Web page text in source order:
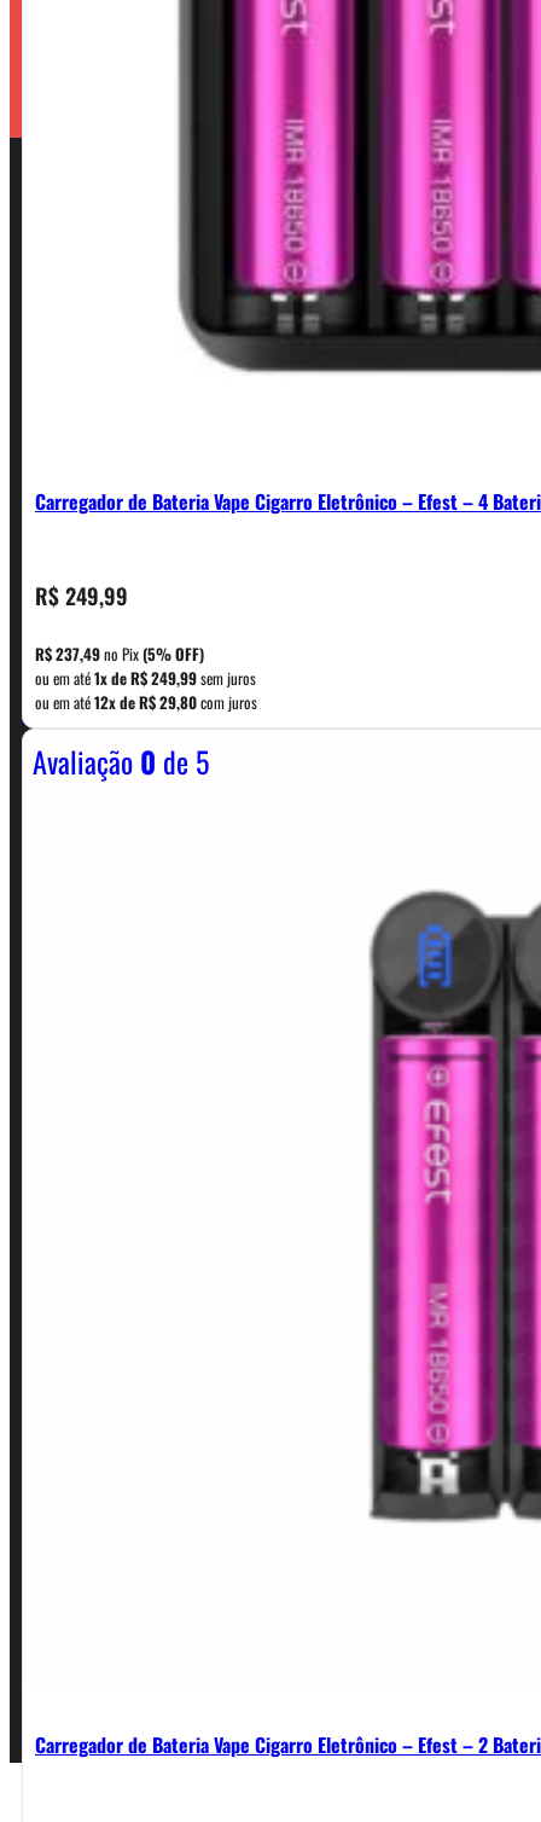
Carregador de Bateria Vape Cigarro Eletrônico – Efest – 4
R$249,99
R$237,49no Pix(5% OFF)
ou em até1x deR$249,99sem juros
ou em até12x deR$29,80com juros
Avaliação0 de 5
Carregador de Bateria Vape Cigarro Eletrônico – Efest – 2
CONTATO
WhatsApp: (11) 5229-0120
Política de Garantia, Reembolso e Devolução